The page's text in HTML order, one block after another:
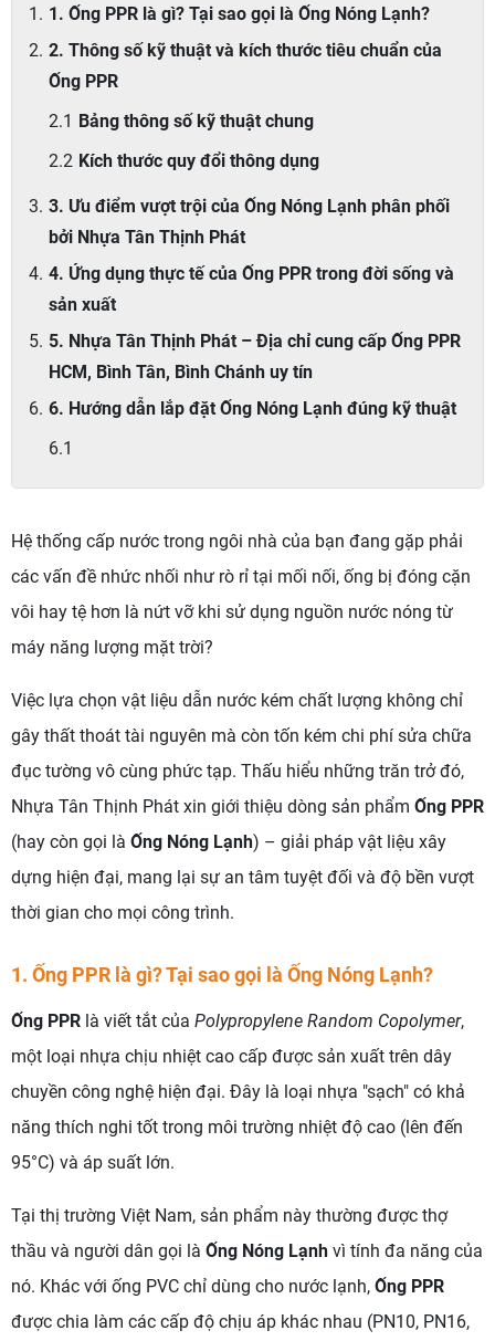
1. Ống PPR là gì? Tại sao gọi là Ống Nóng Lạnh?
2. Thông số kỹ thuật và kích thước tiêu chuẩn của
Ống PPR
Bảng thông số kỹ thuật chung
Kích thước quy đổi thông dụng
3. Ưu điểm vượt trội của Ống Nóng Lạnh phân phối
bởi Nhựa Tân Thịnh Phát
4. Ứng dụng thực tế của Ống PPR trong đời sống và
sản xuất
5. Nhựa Tân Thịnh Phát – Địa chỉ cung cấp Ống PPR
HCM, Bình Tân, Bình Chánh uy tín
6. Hướng dẫn lắp đặt Ống Nóng Lạnh đúng kỹ thuật
Hệ thống cấp nước trong ngôi nhà của bạn đang gặp phải
các vấn đề nhức nhối như rò rỉ tại mối nối, ống bị đóng cặn
vôi hay tệ hơn là nứt vỡ khi sử dụng nguồn nước nóng từ
máy năng lượng mặt trời?
Việc lựa chọn vật liệu dẫn nước kém chất lượng không chỉ
gây thất thoát tài nguyên mà còn tốn kém chi phí sửa chữa
đục tường vô cùng phức tạp. Thấu hiểu những trăn trở đó,
Nhựa Tân Thịnh Phát xin giới thiệu dòng sản phẩm Ống PPR
(hay còn gọi là Ống Nóng Lạnh) – giải pháp vật liệu xây
dựng hiện đại, mang lại sự an tâm tuyệt đối và độ bền vượt
thời gian cho mọi công trình.
1. Ống PPR là gì? Tại sao gọi là Ống Nóng Lạnh?
Ống PPR là viết tắt của Polypropylene Random Copolymer,
một loại nhựa chịu nhiệt cao cấp được sản xuất trên dây
chuyền công nghệ hiện đại. Đây là loại nhựa "sạch" có khả
năng thích nghi tốt trong môi trường nhiệt độ cao (lên đến
95°C) và áp suất lớn.
Tại thị trường Việt Nam, sản phẩm này thường được thợ
thầu và người dân gọi là Ống Nóng Lạnh vì tính đa năng của
nó. Khác với ống PVC chỉ dùng cho nước lạnh, Ống PPR
được chia làm các cấp độ chịu áp khác nhau (PN10, PN16,